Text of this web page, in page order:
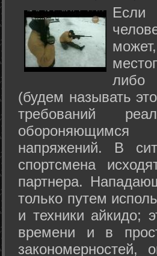
Если
либо
(будем называть
требований
обороняющимся
напряжений. В
спортсмена
партнера.
только путем
и техники айкидо;
времени и в
закономерностей,